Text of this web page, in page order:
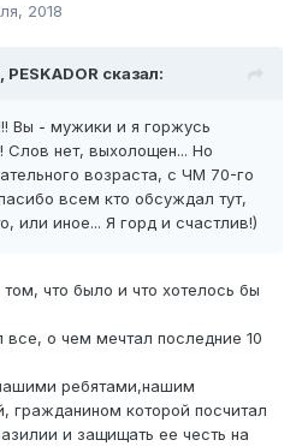
2018
PESKADOR сказал:
Вы - мужики и я горжусь
Слов нет, выхолощен... Но
возраста, с ЧМ 70-го
всем кто обсуждал тут,
или иное... Я горд и счастлив!)
что было и что хотелось бы
о чем мечтал последние 10
ребятами,нашим
гражданином которой посчитал
и защищать ее честь на